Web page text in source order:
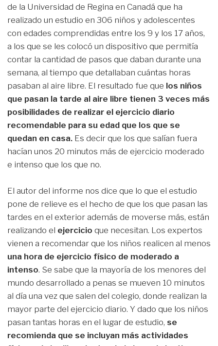
de la Universidad de Regina en Canadá que ha
realizado un estudio en 306 niños y adolescentes
con edades comprendidas entre los 9 y los 17 años,
a los que se les colocó un dispositivo que permitía
contar la cantidad de pasos que daban durante una
semana, al tiempo que detallaban cuántas horas
pasaban al aire libre. El resultado fue que los niños
que pasan la tarde al aire libre tienen 3 veces más
posibilidades de realizar el ejercicio diario
recomendable para su edad que los que se
quedan en casa. Es decir que los que salían fuera
hacían unos 20 minutos más de ejercicio moderado
e intenso que los que no.
El autor del informe nos dice que lo que el estudio
pone de relieve es el hecho de que los que pasan las
tardes en el exterior además de moverse más, están
realizando el ejercicio que necesitan. Los expertos
vienen a recomendar que los niños realicen al menos
una hora de ejercicio físico de moderado a
intenso. Se sabe que la mayoría de los menores del
mundo desarrollado a penas se mueven 10 minutos
al día una vez que salen del colegio, donde realizan la
mayor parte del ejercicio diario. Y dado que los niños
pasan tantas horas en el lugar de estudio, se
recomienda que se incluyan más actividades